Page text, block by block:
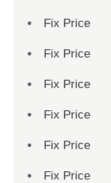
Fix Price
Fix Price
Fix Price
Fix Price
Fix Price
Fix Price